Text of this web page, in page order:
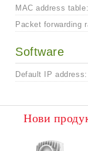
MAC address table:
Packet forwarding
Software
Default IP address:
Нови